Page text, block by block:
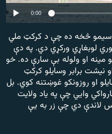
360p
0:00
څخه ده چې د کرکټ ملي
لوبغاړي ورکړي دي. په دې
مینه او ولوله بې سارې ده. خو
نیشت برابر وسایلو کرکټ
او روزونکو غوښتنه کوي. بل
وايي چې په یاد ولایت
لاندې دي چې زر به یې